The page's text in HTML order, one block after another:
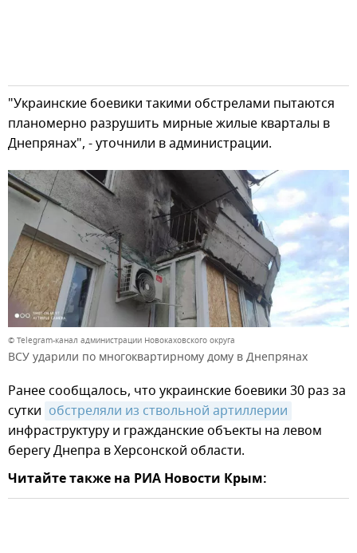
"Украинские боевики такими обстрелами пытаются
планомерно разрушить мирные жилые кварталы в
Днепрянах", - уточнили в администрации.
© Telegram-канал администрации Новокаховского округа
ВСУ ударили по многоквартирному дому в Днепрянах
Ранее сообщалось, что украинские боевики 30 раз за
сутки обстреляли из ствольной артиллерии
инфраструктуру и гражданские объекты на левом
берегу Днепра в Херсонской области.
Читайте также на РИА Новости Крым: